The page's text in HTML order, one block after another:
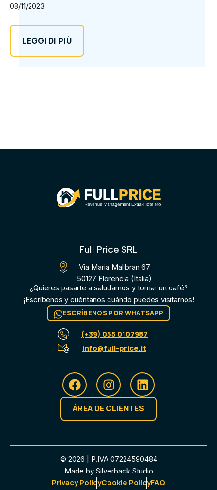
08/11/2023
LEGGI DI PIÙ
Full Price SRL
Via Maria Malibran 67
50127 Florencia (Italia)
¿Quieres pasarte a saludarnos y tomar un café?
¡Escríbenos y cuéntanos cuándo puedes visitarnos!
ESCRÍBENOS POR WHATSAPP
(+39) 055 0107987
info@full-price.it
ÁREA DE CLIENTES
© 2026 | P.IVA 07224590484
Made by Silverback Studio
Privacy PolicyCookie PolicyFAQ